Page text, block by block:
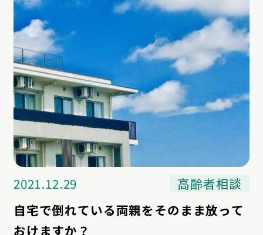
2021.12.29
高齢者相談
自宅で倒れている両親をそのまま放って
おけますか？